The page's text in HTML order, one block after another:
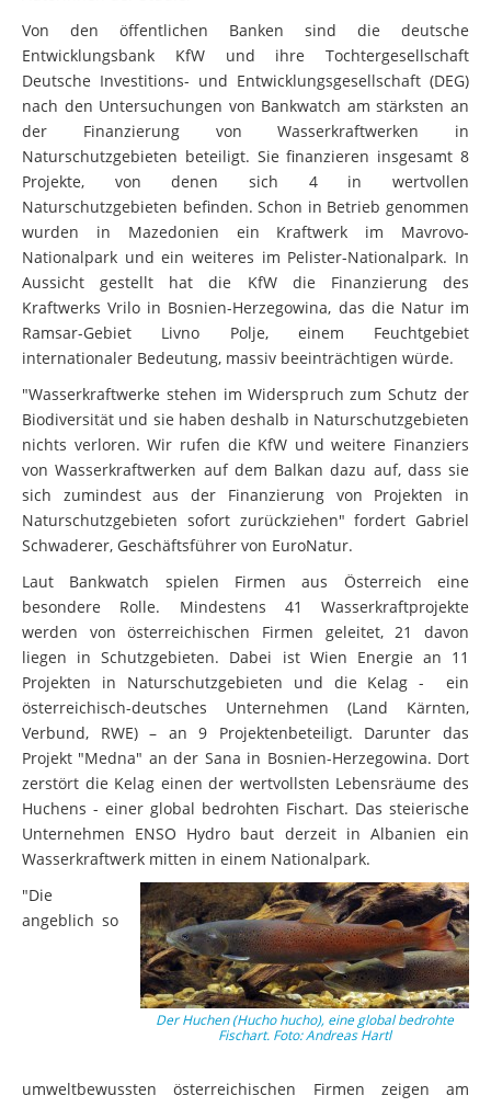
Von den öffentlichen Banken sind die deutsche
Entwicklungsbank KfW und ihre Tochtergesellschaft
Deutsche Investitions- und Entwicklungsgesellschaft (DEG)
nach den Untersuchungen von Bankwatch am stärksten an
der Finanzierung von Wasserkraftwerken in
Naturschutzgebieten beteiligt. Sie finanzieren insgesamt 8
Projekte, von denen sich 4 in wertvollen
Naturschutzgebieten befinden. Schon in Betrieb genommen
wurden in Mazedonien ein Kraftwerk im Mavrovo-
Nationalpark und ein weiteres im Pelister-Nationalpark. In
Aussicht gestellt hat die KfW die Finanzierung des
Kraftwerks Vrilo in Bosnien-Herzegowina, das die Natur im
Ramsar-Gebiet Livno Polje, einem Feuchtgebiet
internationaler Bedeutung, massiv beeinträchtigen würde.
"Wasserkraftwerke stehen im Widerspruch zum Schutz der
Biodiversität und sie haben deshalb in Naturschutzgebieten
nichts verloren. Wir rufen die KfW und weitere Finanziers
von Wasserkraftwerken auf dem Balkan dazu auf, dass sie
sich zumindest aus der Finanzierung von Projekten in
Naturschutzgebieten sofort zurückziehen" fordert Gabriel
Schwaderer, Geschäftsführer von EuroNatur.
Laut Bankwatch spielen Firmen aus Österreich eine
besondere Rolle. Mindestens 41 Wasserkraftprojekte
werden von österreichischen Firmen geleitet, 21 davon
liegen in Schutzgebieten. Dabei ist Wien Energie an 11
Projekten in Naturschutzgebieten und die Kelag - ein
österreichisch-deutsches Unternehmen (Land Kärnten,
Verbund, RWE) – an 9 Projektenbeteiligt. Darunter das
Projekt "Medna" an der Sana in Bosnien-Herzegowina. Dort
zerstört die Kelag einen der wertvollsten Lebensräume des
Huchens - einer global bedrohten Fischart. Das steierische
Unternehmen ENSO Hydro baut derzeit in Albanien ein
Wasserkraftwerk mitten in einem Nationalpark.
Der Huchen (Hucho hucho), eine global bedrohte
Fischart. Foto: Andreas Hartl
"Die
angeblich so
umweltbewussten österreichischen Firmen zeigen am